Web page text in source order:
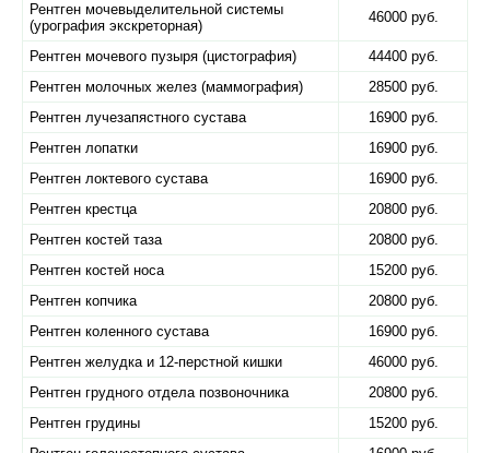
Рентген мочевыделительной системы
(урография экскреторная)
46000 руб.
Рентген мочевого пузыря (цистография)
44400 руб.
Рентген молочных желез (маммография)
28500 руб.
Рентген лучезапястного сустава
16900 руб.
Рентген лопатки
16900 руб.
Рентген локтевого сустава
16900 руб.
Рентген крестца
20800 руб.
Рентген костей таза
20800 руб.
Рентген костей носа
15200 руб.
Рентген копчика
20800 руб.
Рентген коленного сустава
16900 руб.
Рентген желудка и 12-перстной кишки
46000 руб.
Рентген грудного отдела позвоночника
20800 руб.
Рентген грудины
15200 руб.